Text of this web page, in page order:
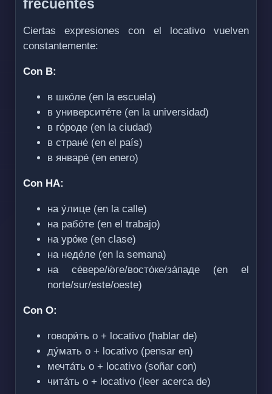
frecuentes
Ciertas expresiones con el locativo vuelven
constantemente:
Con В:
в шко́ле (en la escuela)
в университе́те (en la universidad)
в го́роде (en la ciudad)
в стране́ (en el país)
в январе́ (en enero)
Con НА:
на у́лице (en la calle)
на рабо́те (en el trabajo)
на уро́ке (en clase)
на неде́ле (en la semana)
на се́вере/ю́ге/восто́ке/за́паде (en el
norte/sur/este/oeste)
Con О:
говори́ть о + locativo (hablar de)
ду́мать о + locativo (pensar en)
мечта́ть о + locativo (soñar con)
чита́ть о + locativo (leer acerca de)